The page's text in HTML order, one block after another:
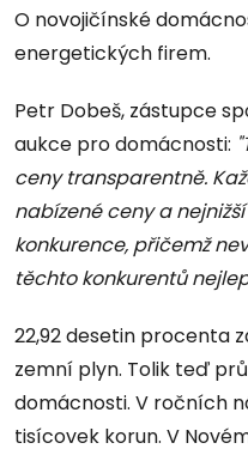
O novojičínské
energetických firem.
Petr Dobeš, zástupce
aukce pro domácnosti:
ceny transparentně.
nabízené ceny a
konkurence, přičemž
těchto konkurentů
22,92 desetin procenta
zemní plyn. Tolik teď
domácnosti. V ročních
tisícovek korun. V